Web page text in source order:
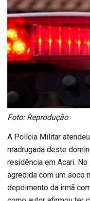
Foto: Reprodução
A Polícia Militar
madrugada deste
residência em Acari.
agredida com um soco
depoimento da irmã